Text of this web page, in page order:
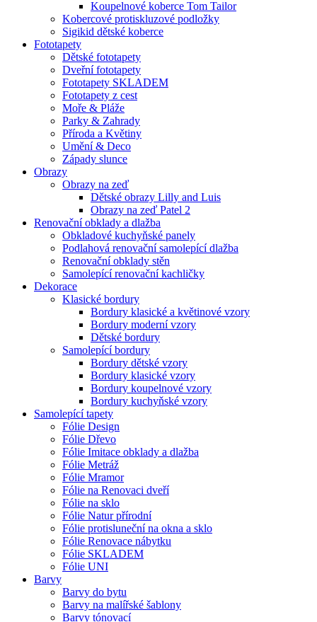
Koupelnové koberce Tom Tailor
Kobercové protiskluzové podložky
Sigikid dětské koberce
Fototapety
Dětské fototapety
Dveřní fototapety
Fototapety SKLADEM
Fototapety z cest
Moře & Pláže
Parky & Zahrady
Příroda a Květiny
Umění & Deco
Západy slunce
Obrazy
Obrazy na zeď
Dětské obrazy Lilly and Luis
Obrazy na zeď Patel 2
Renovační obklady a dlažba
Obkladové kuchyňské panely
Podlahová renovační samolepící dlažba
Renovační obklady stěn
Samolepící renovační kachličky
Dekorace
Klasické bordury
Bordury klasické a květinové vzory
Bordury moderní vzory
Dětské bordury
Samolepící bordury
Bordury dětské vzory
Bordury klasické vzory
Bordury koupelnové vzory
Bordury kuchyňské vzory
Samolepící tapety
Fólie Design
Fólie Dřevo
Fólie Imitace obklady a dlažba
Fólie Metráž
Fólie Mramor
Fólie na Renovaci dveří
Fólie na sklo
Fólie Natur přírodní
Fólie protisluneční na okna a sklo
Fólie Renovace nábytku
Fólie SKLADEM
Fólie UNI
Barvy
Barvy do bytu
Barvy na malířské šablony
Barvy tónovací